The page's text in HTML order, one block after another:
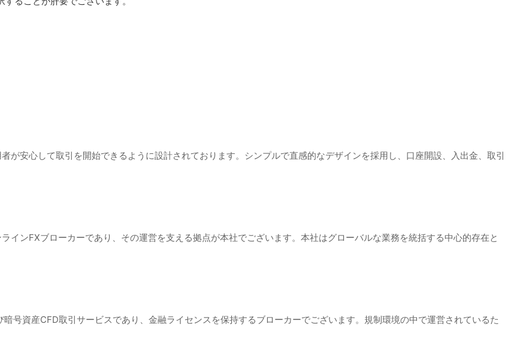
が安心して取引を開始できるように設計されております。シンプルで直感的なデザインを採用し、口座開設、入出金、取引
インFXブローカーであり、その運営を支える拠点が本社でございます。本社はグローバルな業務を統括する中心的存在と
号資産CFD取引サービスであり、金融ライセンスを保持するブローカーでございます。規制環境の中で運営されているた